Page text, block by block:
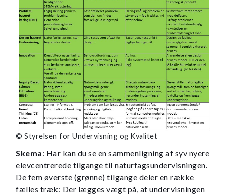
© Styrelsen for Undervisning og Kvalitet
Skema: Har kan du se en sammenligning af syv nyere
elevcentrerede tilgange til naturfagsundervisningen.
De fem øverste (grønne) tilgange deler en række
fælles træk: Der lægges vægt på, at undervisningen